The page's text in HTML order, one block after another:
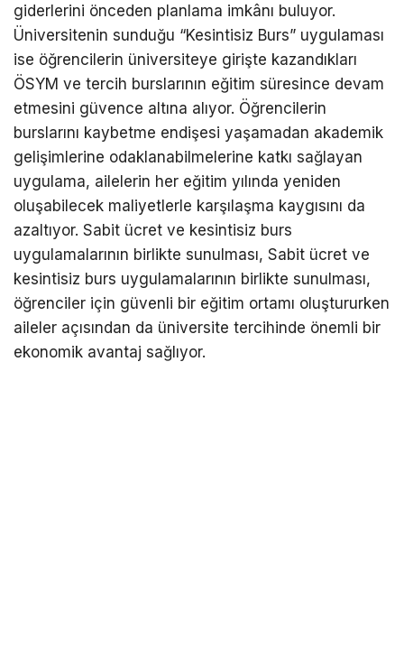
giderlerini önceden planlama imkânı buluyor.
Üniversitenin sunduğu “Kesintisiz Burs” uygulaması
ise öğrencilerin üniversiteye girişte kazandıkları
ÖSYM ve tercih burslarının eğitim süresince devam
etmesini güvence altına alıyor. Öğrencilerin
burslarını kaybetme endişesi yaşamadan akademik
gelişimlerine odaklanabilmelerine katkı sağlayan
uygulama, ailelerin her eğitim yılında yeniden
oluşabilecek maliyetlerle karşılaşma kaygısını da
azaltıyor. Sabit ücret ve kesintisiz burs
uygulamalarının birlikte sunulması, Sabit ücret ve
kesintisiz burs uygulamalarının birlikte sunulması,
öğrenciler için güvenli bir eğitim ortamı oluştururken
aileler açısından da üniversite tercihinde önemli bir
ekonomik avantaj sağlıyor.